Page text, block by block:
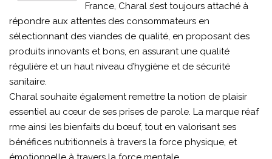
France, Charal s’est toujours attaché à
répondre aux attentes des consommateurs en
sélectionnant des viandes de qualité, en proposant des
produits innovants et bons, en assurant une qualité
régulière et un haut niveau d’hygiène et de sécurité
sanitaire.
Charal souhaite également remettre la notion de plaisir
essentiel au cœur de ses prises de parole. La marque réaf
rme ainsi les bienfaits du bœuf, tout en valorisant ses
bénéfices nutritionnels à travers la force physique, et